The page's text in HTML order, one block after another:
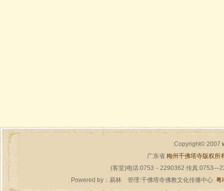
Copyright© 2007
广东省 梅州千佛塔寺版权所
(客堂)电话:0753－2290362 传真
Powered by： 易林管理:千佛塔寺佛教文化传播中心 粤